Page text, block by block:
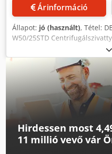
Árinformáció
Állapot: jó (használt), Tétel:
W50/25STD
420, Hz 50, min-1 2860, kW
Y, Hz 50, min-1 2860, Kw 7,5,
60, min-1 3435, kW 8,6, cos
Hirdessen most
11 millió vevővár